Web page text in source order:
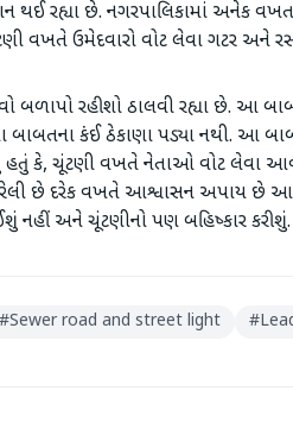
થઈ રહ્યા છે. નગરપાલિકામાં અનેક
વખતે ઉમેદવારો વોટ લેવા ગટર
બળાપો રહીશો ઠાલવી રહ્યા છે.
બાબતના કંઈ ઠેકાણા પડ્યા નથી. આ
કે, ચૂંટણી વખતે નેતાઓ વોટ લેવા
છે દરેક વખતે આશ્વાસન અપાય છે
નહીં અને ચૂંટણીનો પણ બહિષ્કાર કરીશું.
#Sewer road and street light #